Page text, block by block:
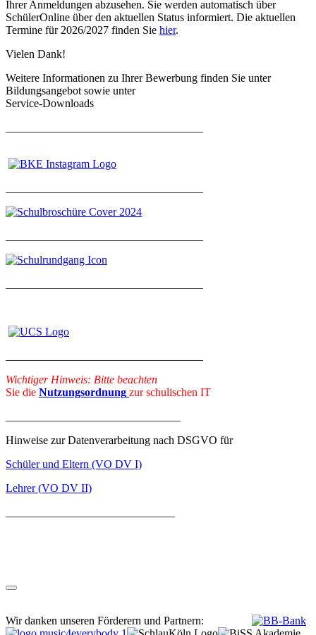
Ihrer Anmeldungen abzusehen. Sie werden automatisch über
SchülerOnline über den aktuellen Status informiert. Die aktuellen
Termine für 2026/2027 finden Sie hier.
Vielen Dank!
Weitere Informationen zu Ihrer Bewerbung finden Sie unter
Bildungsangebot sowie unter
Service-Downloads
Wichtiger Hinweis: Bitte beachten
Sie die Nutzungsordnung zur schulischen IT
Hinweise zur Datenverarbeitung nach DSGVO für
Schüler und Eltern (VO DV I)
Lehrer (VO DV II)
Wir danken unseren Förderern und Partnern: